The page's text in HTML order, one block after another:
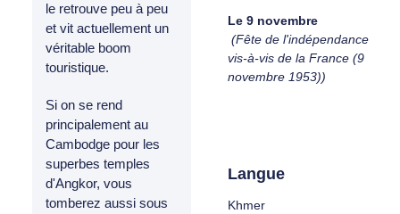
le retrouve peu à peu
et vit actuellement un
véritable boom
touristique.
Si on se rend
principalement au
Cambodge pour les
superbes temples
d'Angkor, vous
tomberez aussi sous
Le 9 novembre
(Fête de l'indépendance
vis-à-vis de la France (9
novembre 1953))
Langue
Khmer